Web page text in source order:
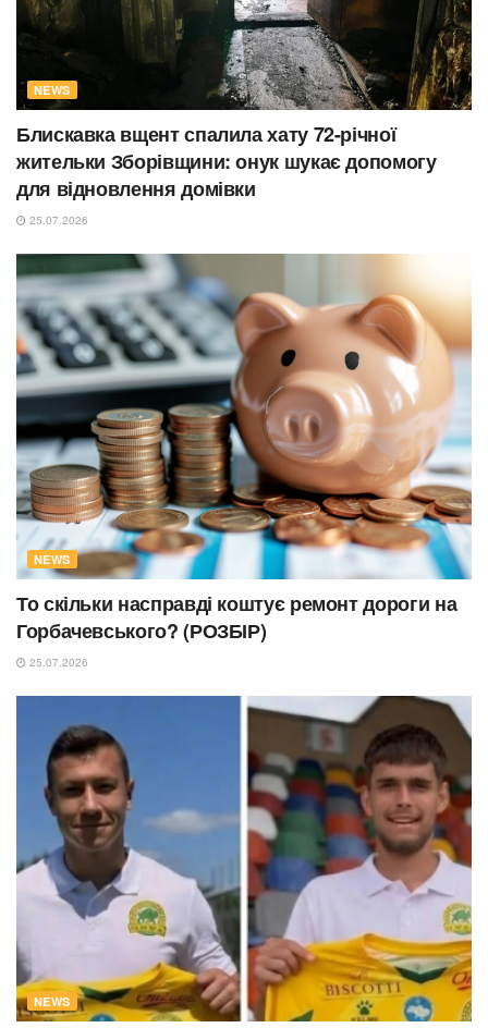
NEWS
Блискавка вщент спалила хату 72-річної
жительки Зборівщини: онук шукає допомогу
для відновлення домівки
25.07.2026
NEWS
То скільки насправді коштує ремонт дороги на
Горбачевського? (РОЗБІР)
25.07.2026
NEWS